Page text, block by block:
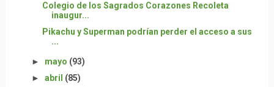
Colegio de los Sagrados Corazones Recoleta
inaugur...
Pikachu y Superman podrían perder el acceso a sus
...
► mayo (93)
► abril (85)